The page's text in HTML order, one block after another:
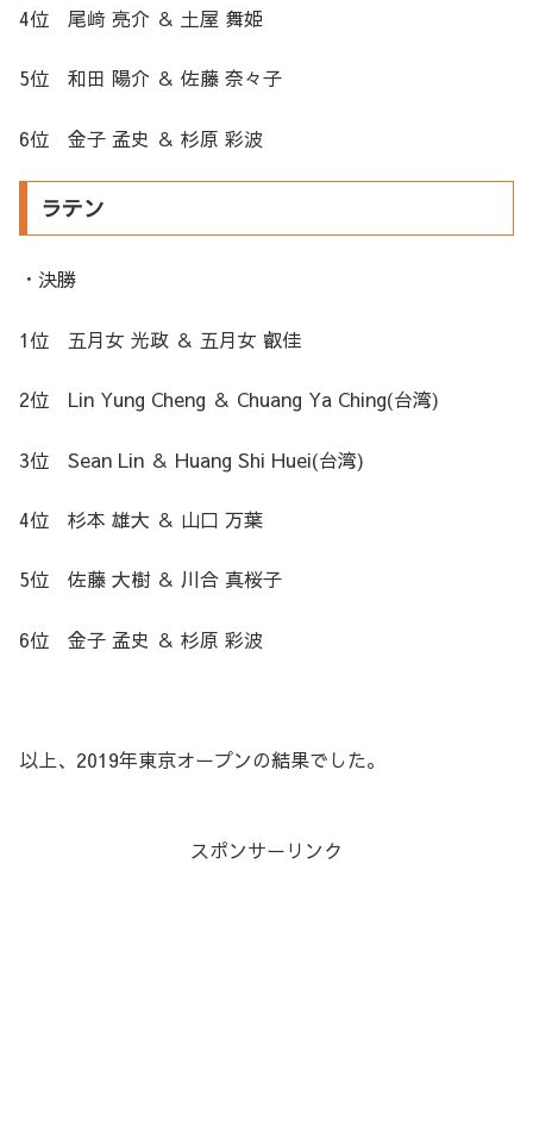
4位 尾﨑 亮介 ＆ 土屋 舞姫
5位 和田 陽介 ＆ 佐藤 奈々子
6位 金子 孟史 ＆ 杉原 彩波
ラテン
・決勝
1位 五月女 光政 ＆ 五月女 叡佳
2位 Lin Yung Cheng ＆ Chuang Ya Ching(台湾)
3位 Sean Lin ＆ Huang Shi Huei(台湾)
4位 杉本 雄大 ＆ 山口 万葉
5位 佐藤 大樹 ＆ 川合 真桜子
6位 金子 孟史 ＆ 杉原 彩波
以上、2019年東京オープンの結果でした。
スポンサーリンク